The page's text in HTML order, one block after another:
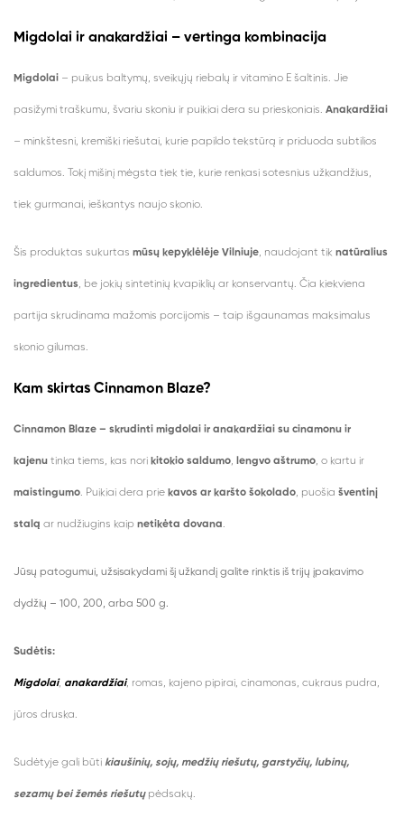
Migdolai ir anakardžiai – vertinga kombinacija
Migdolai – puikus baltymų, sveikųjų riebalų ir vitamino E šaltinis. Jie
pasižymi traškumu, švariu skoniu ir puikiai dera su prieskoniais. Anakardžiai
– minkštesni, kremiški riešutai, kurie papildo tekstūrą ir priduoda subtilios
saldumos. Tokį mišinį mėgsta tiek tie, kurie renkasi sotesnius užkandžius,
tiek gurmanai, ieškantys naujo skonio.
Šis produktas sukurtas mūsų kepyklėlėje Vilniuje, naudojant tik natūralius
ingredientus, be jokių sintetinių kvapiklių ar konservantų. Čia kiekviena
partija skrudinama mažomis porcijomis – taip išgaunamas maksimalus
skonio gilumas.
Kam skirtas Cinnamon Blaze?
Cinnamon Blaze – skrudinti migdolai ir anakardžiai su cinamonu ir
kajenu tinka tiems, kas nori kitokio saldumo, lengvo aštrumo, o kartu ir
maistingumo. Puikiai dera prie kavos ar karšto šokolado, puošia šventinį
stalą ar nudžiugins kaip netikėta dovana.
Jūsų patogumui, užsisakydami šį užkandį galite rinktis iš trijų įpakavimo
dydžių – 100, 200, arba 500 g.
Sudėtis:
Migdolai, anakardžiai, romas, kajeno pipirai, cinamonas, cukraus pudra,
jūros druska.
Sudėtyje gali būti kiaušinių, sojų, medžių riešutų, garstyčių, lubinų,
sezamų bei žemės riešutųpėdsakų.